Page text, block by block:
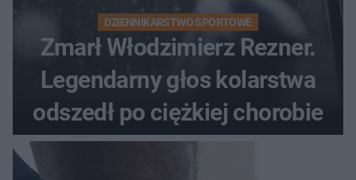
DZIENNIKARSTWO SPORTOWE
Zmarł Włodzimierz Rezner.
Legendarny głos kolarstwa
odszedł po ciężkiej chorobie